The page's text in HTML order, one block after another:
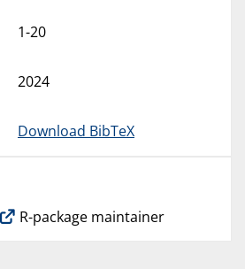
1-20
2024
Download BibTeX
R-package maintainer